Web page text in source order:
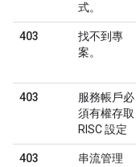
式。
403
找不到專
案。
403
服務帳戶必
須有權存取
RISC 設定
403
串流管理